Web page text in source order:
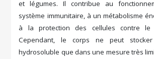
et légumes. Il contribue au
système immunitaire, à un métabolisme
à la protection des cellules contre le
Cependant, le corps ne peut
hydrosoluble que dans une mesure très